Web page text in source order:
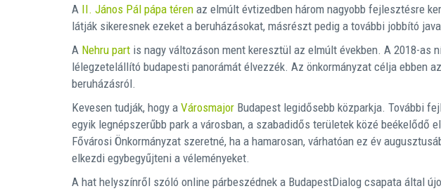
A II. János Pál pápa téren az elmúlt évtizedben három nagyobb fejlesztésre
látják sikeresnek ezeket a beruházásokat, másrészt pedig a további jobbító
A Nehru part is nagy változáson ment keresztül az elmúlt években. A 2018-
lélegzetelállító budapesti panorámát élvezzék. Az önkormányzat célja ebben
beruházásról.
Kevesen tudják, hogy a Városmajor Budapest legidősebb közparkja. További
egyik legnépszerűbb park a városban, a szabadidős területek közé
Fővárosi Önkormányzat szeretné, ha a hamarosan, várhatóan ez év
elkezdi egybegyűjteni a véleményeket.
A hat helyszínről szóló online párbeszédnek a BudapestDialog csapata által